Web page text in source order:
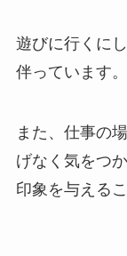
遊びに行くに
伴っています。
また、仕事の
げなく気をつ
印象を与える